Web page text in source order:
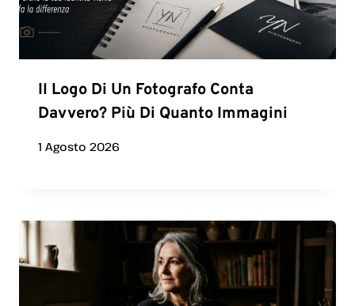
Il Logo Di Un Fotografo Conta
Davvero? Più Di Quanto Immagini
1 Agosto 2026